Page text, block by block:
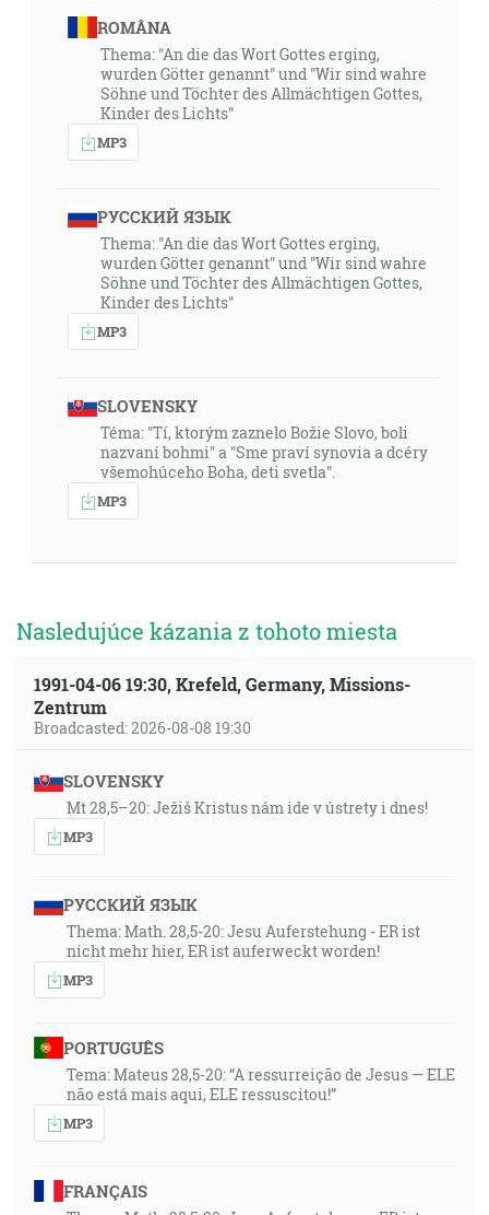
ROMÂNA
Thema: "An die das Wort Gottes erging,
wurden Götter genannt" und "Wir sind wahre
Söhne und Töchter des Allmächtigen Gottes,
Kinder des Lichts"
MP3
РУССКИЙ ЯЗЫК
Thema: "An die das Wort Gottes erging,
wurden Götter genannt" und "Wir sind wahre
Söhne und Töchter des Allmächtigen Gottes,
Kinder des Lichts"
MP3
SLOVENSKY
Téma: "Tí, ktorým zaznelo Božie Slovo, boli
nazvaní bohmi" a "Sme praví synovia a dcéry
všemohúceho Boha, deti svetla".
MP3
Nasledujúce kázania z tohoto miesta
1991-04-06 19:30, Krefeld, Germany, Missions-
Zentrum
Broadcasted: 2026-08-08 19:30
SLOVENSKY
Mt 28,5–20: Ježiš Kristus nám ide v ústrety i dnes!
MP3
РУССКИЙ ЯЗЫК
Thema: Math. 28,5-20: Jesu Auferstehung - ER ist
nicht mehr hier, ER ist auferweckt worden!
MP3
PORTUGUÊS
Tema: Mateus 28,5-20: “A ressurreição de Jesus — ELE
não está mais aqui, ELE ressuscitou!”
MP3
FRANÇAIS